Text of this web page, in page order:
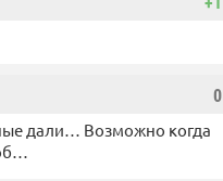
0
дали… Возможно когда